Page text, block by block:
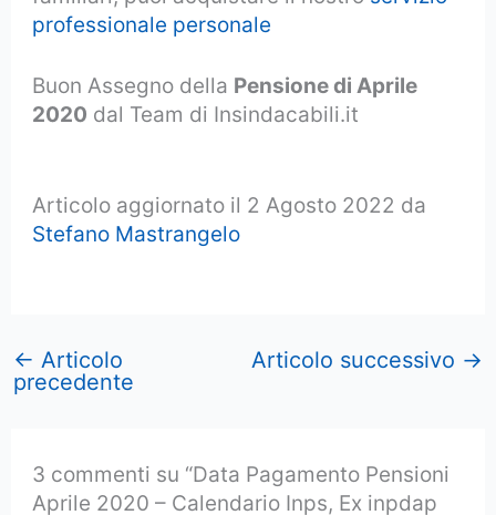
professionale personale
Buon Assegno della Pensione di Aprile
2020 dal Team di Insindacabili.it
Articolo aggiornato il 2 Agosto 2022 da
Stefano Mastrangelo
← Articolo
precedente
Articolo successivo →
3 commenti su “Data Pagamento Pensioni
Aprile 2020 – Calendario Inps, Ex inpdap